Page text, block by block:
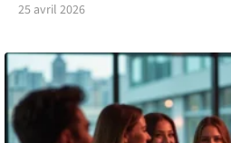
25 avril 2026